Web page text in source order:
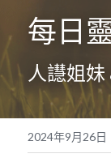
Harvest
主題查經
父母團契
靈修小語
信望愛
聯絡我們
新朋友
搜索
繁體中文
每日
人譿姐妹
2024年9月26日